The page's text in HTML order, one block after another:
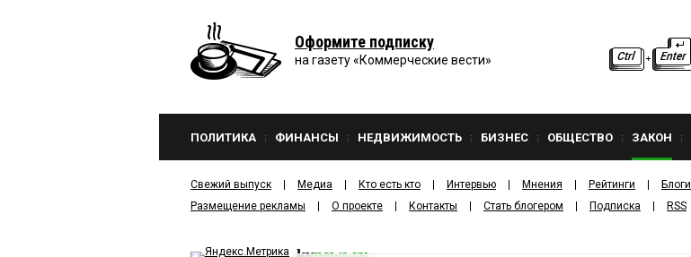
Оформите подписку
на газету «Коммерческие вести»
ПОЛИТИКА ФИНАНСЫ НЕДВИЖИМОСТЬ БИЗНЕС ОБЩЕСТВО ЗАКОН
Свежий выпуск Медиа Кто есть кто Интервью Мнения Рейтинги Блоги
Размещение рекламы
О проекте Контакты Стать блогером Подписка RSS